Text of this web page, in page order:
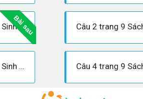
Bài sau
Câu 1 trang 9 Sách giáo khoa Sinh học 10
Câu 3 trang 9 Sách giáo khoa Sinh học 10